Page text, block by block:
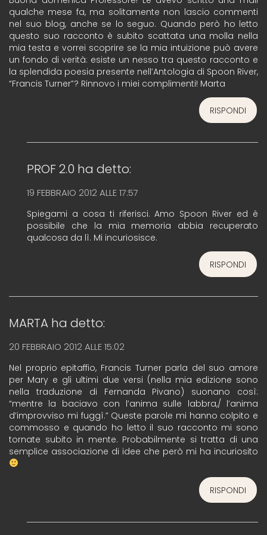
qualche mese fa, ma solitamente non lascio commenti
nel suo blog, anche se lo seguo. Quando però ho letto
questo suo racconto è subito scattata una molla nella
mia testa e vorrei scoprire se la mia intuizione può avere
un fondo di verità: esiste un nesso tra questo racconto e
la splendida poesia presente nell’Antologia di Spoon River,
“Francis Turner”? Rinnovo i miei complimenti! Marta
RISPONDI
PROF 2.0 ha detto:
19 FEBBRAIO 2012 ALLE 17:57
Spiegami a cosa ti riferisci. Amo Spoon River ed è
possibile che la mia memoria abbia recuperato
qualcosa da lì. Mi incuriosisce.
RISPONDI
MARTA ha detto:
20 FEBBRAIO 2012 ALLE 15:02
Nel proprio epitaffio, Francis Turner parla del suo amore
per Mary e gli ultimi due versi (nella mia edizione sono
nella traduzione di Fernanda Pivano) suonano così:
“mentre la baciavo con l’anima sulle labbra,/ l’anima
d’improvviso mi fuggì.” Queste parole mi hanno colpito e
commosso e quando ho letto il suo racconto mi sono
tornate subito in mente. Probabilmente si tratta di una
semplice associazione di idee che però mi ha incuriosito
RISPONDI